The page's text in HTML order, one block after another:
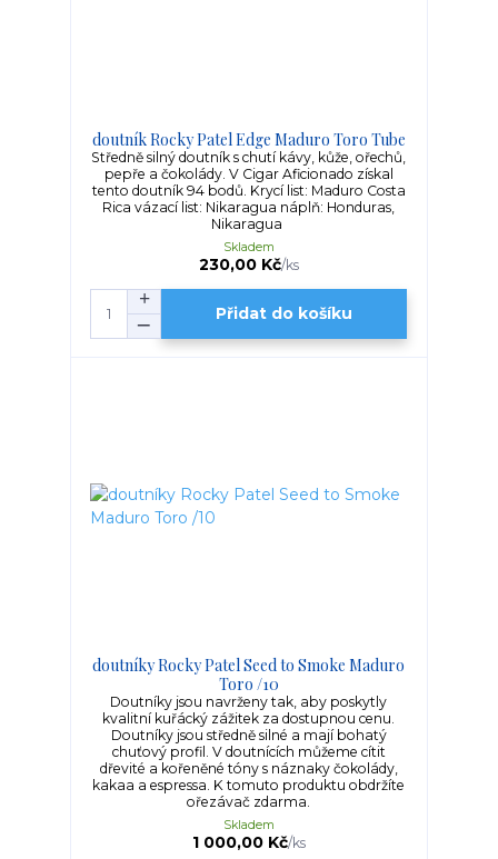
doutník Rocky Patel Edge Maduro Toro Tube
Středně silný doutník s chutí kávy, kůže, ořechů,
pepře a čokolády. V Cigar Aficionado získal
tento doutník 94 bodů. Krycí list: Maduro Costa
Rica vázací list: Nikaragua náplň: Honduras,
Nikaragua
230,00 Kč/ks
Skladem
Přidat do košíku
doutníky Rocky Patel Seed to Smoke Maduro
Toro /10
Doutníky jsou navrženy tak, aby poskytly
kvalitní kuřácký zážitek za dostupnou cenu.
Doutníky jsou středně silné a mají bohatý
chuťový profil. V doutnících můžeme cítit
dřevité a kořeněné tóny s náznaky čokolády,
kakaa a espressa. K tomuto produktu obdržíte
ořezávač zdarma.
1 000,00 Kč/ks
Skladem